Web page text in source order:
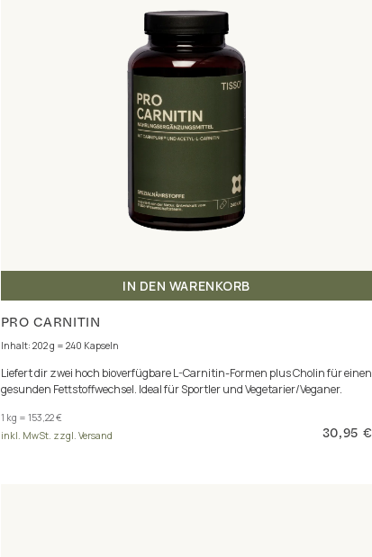
IN DEN WARENKORB
PRO CARNITIN
Inhalt: 202 g = 240 Kapseln
Liefert dir zwei hoch bioverfügbare L-Carnitin-Formen plus Cholin für einen
gesunden Fettstoffwechsel. Ideal für Sportler und Vegetarier/Veganer.
1 kg = 153,22 €
inkl. MwSt. zzgl. Versand
30,95 €